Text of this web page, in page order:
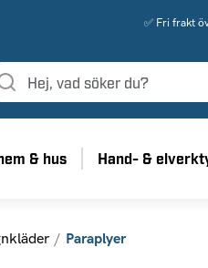
✅ Fri frakt
& hus Hand- &
Paraplyer